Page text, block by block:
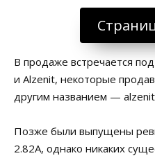
В продаже встречается
и Alzenit, некоторые
другим названием —
Позже были выпущены
2.82A, однако никаких